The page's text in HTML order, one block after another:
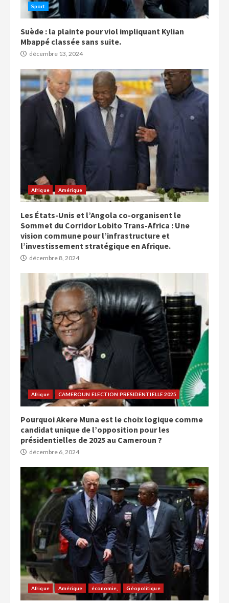
Sport
Suède : la plainte pour viol impliquant Kylian
Mbappé classée sans suite.
décembre 13, 2024
Afrique Amérique
Les États-Unis et l’Angola co-organisent le
Sommet du Corridor Lobito Trans-Africa : Une
vision commune pour l’infrastructure et
l’investissement stratégique en Afrique.
décembre 8, 2024
Afrique CAMEROUN ELECTION PRESIDENTIELLE 2025
Pourquoi Akere Muna est le choix logique comme
candidat unique de l’opposition pour les
présidentielles de 2025 au Cameroun ?
décembre 6, 2024
Afrique Amérique économie, Géopolitique